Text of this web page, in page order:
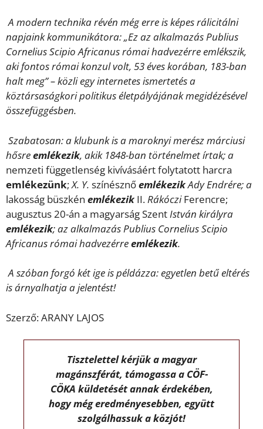
A modern technika révén még erre is képes rálicitálni
napjaink kommunikátora: „Ez az alkalmazás Publius
Cornelius Scipio Africanus római hadvezérreemlékszik,
aki fontos római konzul volt, 53 éves korában, 183-ban
halt meg” – közli egy internetes ismertetés a
köztársaságkori politikus életpályájának megidézésével
összefüggésben.
Szabatosan: a klubunk is a maroknyi merész márciusi
hősreemlékezik, akik 1848-ban történelmet írtak; a
nemzeti függetlenség kivívásáért folytatott harcra
emlékezünk; X. Y. színésznőemlékezikAdy Endrére; a
lakosság büszkén emlékezikII. RákócziFerencre;
augusztus 20-án a magyarság Szent István királyra
emlékezik; az alkalmazás Publius Cornelius Scipio
Africanus római hadvezérreemlékezik.
A szóban forgó két ige is példázza: egyetlen betű eltérés
is árnyalhatja a jelentést!
Szerző: ARANY LAJOS
Tisztelettel kérjük a magyar
magánszférát, támogassa a CÖF-
CÖKA küldetését annak érdekében,
hogy még eredményesebben, együtt
szolgálhassuk a közjót!